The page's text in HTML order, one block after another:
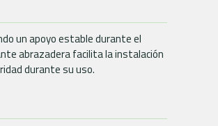
un apoyo estable durante el
abrazadera facilita la instalación
durante su uso.